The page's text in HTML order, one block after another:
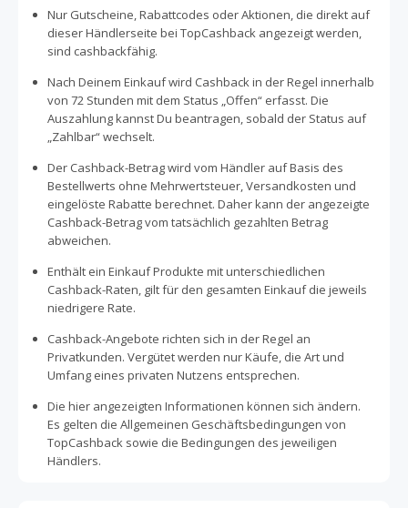
Nur Gutscheine, Rabattcodes oder Aktionen, die direkt auf
dieser Händlerseite bei TopCashback angezeigt werden,
sind cashbackfähig.
Nach Deinem Einkauf wird Cashback in der Regel innerhalb
von 72 Stunden mit dem Status „Offen“ erfasst. Die
Auszahlung kannst Du beantragen, sobald der Status auf
„Zahlbar“ wechselt.
Der Cashback-Betrag wird vom Händler auf Basis des
Bestellwerts ohne Mehrwertsteuer, Versandkosten und
eingelöste Rabatte berechnet. Daher kann der angezeigte
Cashback-Betrag vom tatsächlich gezahlten Betrag
abweichen.
Enthält ein Einkauf Produkte mit unterschiedlichen
Cashback-Raten, gilt für den gesamten Einkauf die jeweils
niedrigere Rate.
Cashback-Angebote richten sich in der Regel an
Privatkunden. Vergütet werden nur Käufe, die Art und
Umfang eines privaten Nutzens entsprechen.
Die hier angezeigten Informationen können sich ändern.
Es gelten die Allgemeinen Geschäftsbedingungen von
TopCashback sowie die Bedingungen des jeweiligen
Händlers.